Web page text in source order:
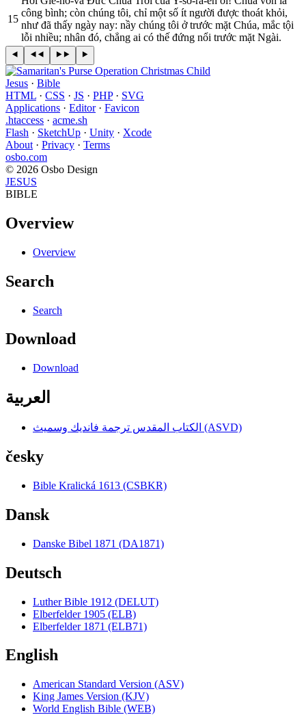
15
công bình; còn chúng tôi, chỉ một số ít người được thoát khỏi,
như đã thấy ngày nay: nầy chúng tôi ở trước mặt Chúa, mắc tội
lỗi nhiều; nhân đó, chẳng ai có thế đứng nổi trước mặt Ngài.
Jesus · Bible
HTML · CSS · JS · PHP· SVG
Applications · Editor· Favicon
.htaccess · acme.sh
Flash · SketchUp · Unity · Xcode
About · Privacy · Terms
osbo.com
© 2026 Osbo Design
JESUS
BIBLE
Overview
Overview
Search
Search
Download
Download
العربية
الكتاب المقدس ترجمة فانديك وسميث (ASVD)
česky
Bible Kralická 1613 (CSBKR)
Dansk
Danske Bibel 1871 (DA1871)
Deutsch
Luther Bible 1912 (DELUT)
Elberfelder 1905 (ELB)
Elberfelder 1871 (ELB71)
English
American Standard Version (ASV)
King James Version (KJV)
World English Bible (WEB)